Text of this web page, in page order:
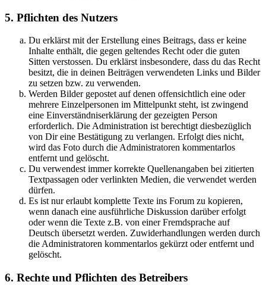
5. Pflichten des Nutzers
Du erklärst mit der Erstellung eines Beitrags, dass er keine
Inhalte enthält, die gegen geltendes Recht oder die guten
Sitten verstossen. Du erklärst insbesondere, dass du das Recht
besitzt, die in deinen Beiträgen verwendeten Links und Bilder
zu setzen bzw. zu verwenden.
Werden Bilder gepostet auf denen offensichtlich eine oder
mehrere Einzelpersonen im Mittelpunkt steht, ist zwingend
eine Einverständniserklärung der gezeigten Person
erforderlich. Die Administration ist berechtigt diesbezüglich
von Dir eine Bestätigung zu verlangen. Erfolgt dies nicht,
wird das Foto durch die Administratoren kommentarlos
entfernt und gelöscht.
Du verwendest immer korrekte Quellenangaben bei zitierten
Textpassagen oder verlinkten Medien, die verwendet werden
dürfen.
Es ist nur erlaubt komplette Texte ins Forum zu kopieren,
wenn danach eine ausführliche Diskussion darüber erfolgt
oder wenn die Texte z.B. von einer Fremdsprache auf
Deutsch übersetzt werden. Zuwiderhandlungen werden durch
die Administratoren kommentarlos gekürzt oder entfernt und
gelöscht.
6. Rechte und Pflichten des Betreibers